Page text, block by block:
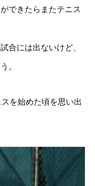
できたらまたテニス
合には出ないけど、
。
を始めた頃を思い出